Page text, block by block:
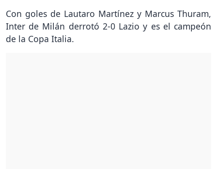
Con goles de Lautaro Martínez y Marcus Thuram,
Inter de Milán derrotó 2-0 Lazio y es el campeón
de la Copa Italia.